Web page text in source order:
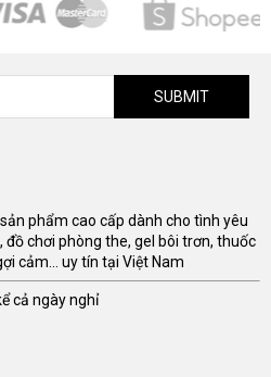
SUBMIT
phẩm cao cấp dành cho tình yêu
đồ chơi phòng the, gel bôi trơn, thuốc
cảm... uy tín tại Việt Nam
cả ngày nghỉ